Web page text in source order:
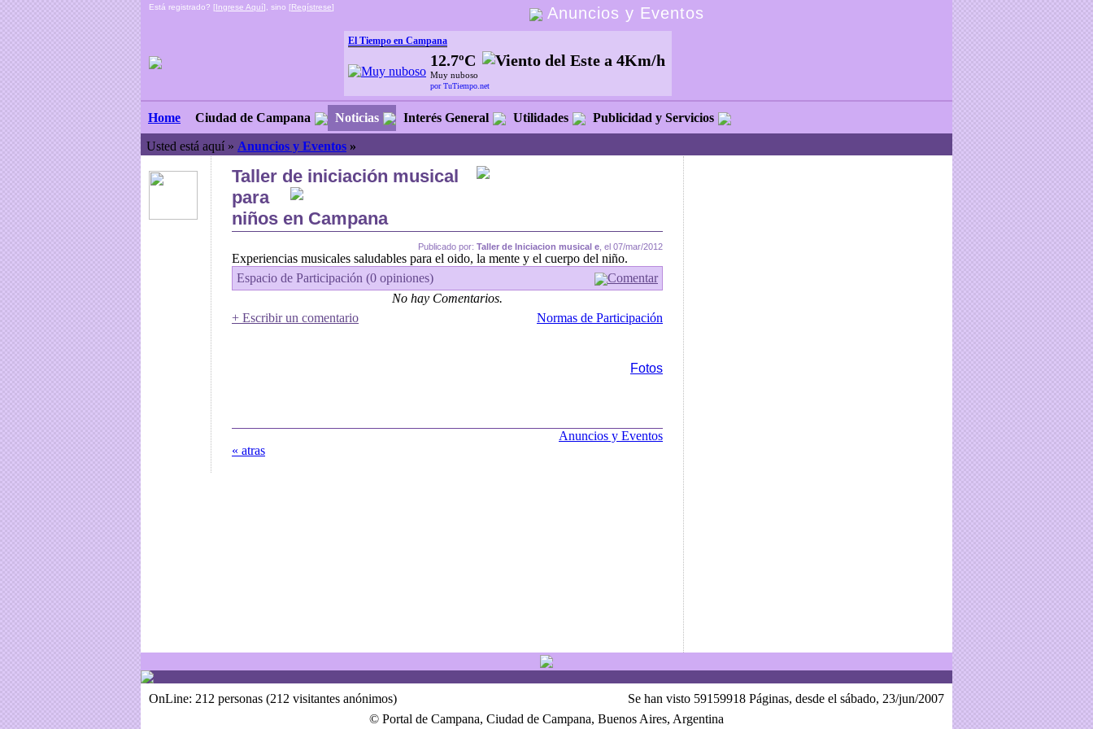
Está registrado? [Ingrese Aquí], sino [Regístrese] Anuncios y Eventos
El Tiempo en Campana
12.7ºC
Muy nuboso
por TuTiempo.net
Home Ciudad de Campana Noticias Interés General Utilidades Publicidad y Servicios
Usted está aquí » Anuncios y Eventos »
Taller de iniciación musical
para
niños en Campana
Publicado por: Taller de Iniciacion musical e , el 07/mar/2012
Experiencias musicales saludables para el oido, la mente y el cuerpo del niño.
Comentar
Espacio de Participación (0 opiniones)
No hay Comentarios.
Normas de Participación
+ Escribir un comentario
Fotos
Anuncios y Eventos
« atras
Se han visto 59159918 Páginas, desde el sábado, 23/jun/2007
OnLine: 212 personas (212 visitantes anónimos)
© Portal de Campana, Ciudad de Campana, Buenos Aires, Argentina